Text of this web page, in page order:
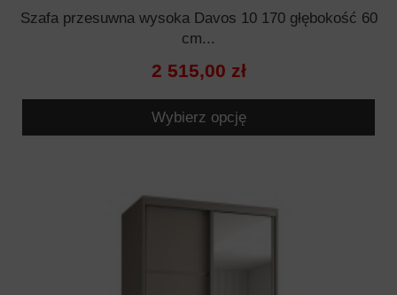
Szafa przesuwna wysoka Davos 10 170 głębokość 60
cm...
2 515,00 zł
Wybierz opcję